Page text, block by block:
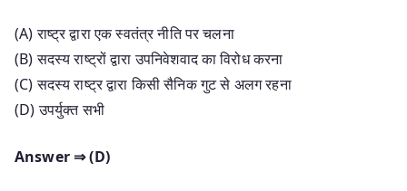
(A) राष्ट्र द्वारा एक स्वतंत्र नीति पर चलना
(B) सदस्य राष्ट्रों द्वारा उपनिवेशवाद का विरोध करना
(C) सदस्य राष्ट्र द्वारा किसी सैनिक गुट से अलग रहना
(D) उपर्युक्त सभी
Answer ⇒ (D)